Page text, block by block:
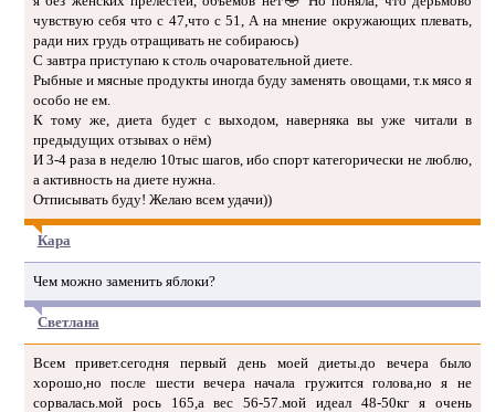
чувствую себя что с 47,что с 51, А на мнение окружающих плевать,
ради них грудь отращивать не собираюсь)
С завтра приступаю к столь очаровательной диете.
Рыбные и мясные продукты иногда буду заменять овощами, т.к мясо я
особо не ем.
К тому же, диета будет с выходом, наверняка вы уже читали в
предыдущих отзывах о нём)
И 3-4 раза в неделю 10тыс шагов, ибо спорт категорически не люблю,
а активность на диете нужна.
Отписывать буду! Желаю всем удачи))
Кара
Чем можно заменить яблоки?
Светлана
Всем привет.сегодня первый день моей диеты.до вечера было
хорошо,но после шести вечера начала гружится голова,но я не
сорвалась.мой рось 165,а вес 56-57.мой идеал 48-50кг я очень